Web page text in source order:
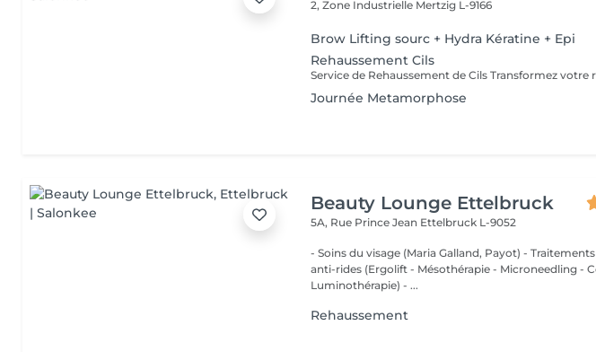
2, Zone Industrielle Mertzig L-9166
Brow Lifting sourc + Hydra Kératine + Epi
Rehaussement Cils
Journée Metamorphose
Beauty Lounge Ettelbruck
5A, Rue Prince Jean Ettelbruck L-9052
- Soins du visage (Maria Galland, Payot) -
anti-rides (Ergolift - Mésothérapie - Microneedling -
Luminothérapie) - ...
Rehaussement